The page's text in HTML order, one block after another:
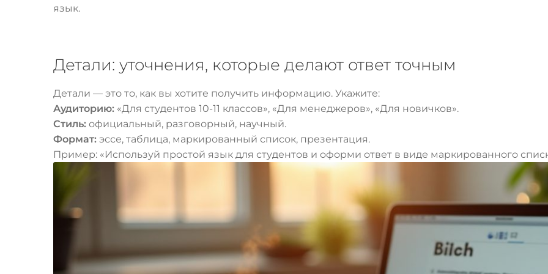
язык.
Детали: уточнения, которые делают ответ точным
Детали — это то, как вы хотите получить информацию. Укажите:
Аудиторию: «Для студентов 10-11 классов», «Для менеджеров», «Для новичков».
Стиль: официальный, разговорный, научный.
Формат: эссе, таблица, маркированный список, презентация.
Пример: «Используй простой язык для студентов и оформи ответ в виде маркированного